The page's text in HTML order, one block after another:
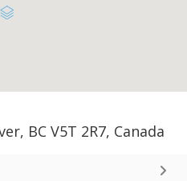
BC V5T 2R7, Canada